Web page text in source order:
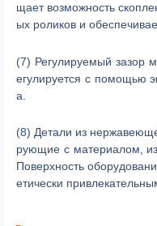
щает возможность
ых роликов и
(7) Регулируемый зазор
егулируется с помощью
а.
(8) Детали из
рующие с материалом,
Поверхность
етически